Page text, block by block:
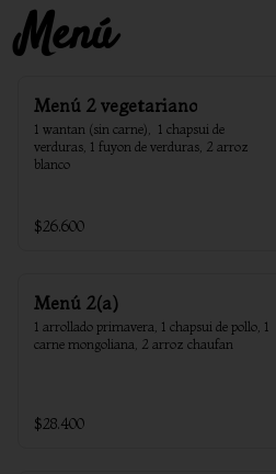
Menú
Menú 2 vegetariano
1 wantan (sin carne),  1 chapsui de
verduras, 1 fuyon de verduras, 2 arroz
blanco
$26.600
Menú 2(a)
1 arrollado primavera, 1 chapsui de pollo, 1
carne mongoliana, 2 arroz chaufan
$28.400